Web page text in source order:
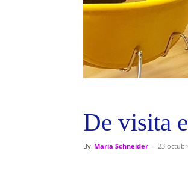
De visita
By Maria Schneider - 23